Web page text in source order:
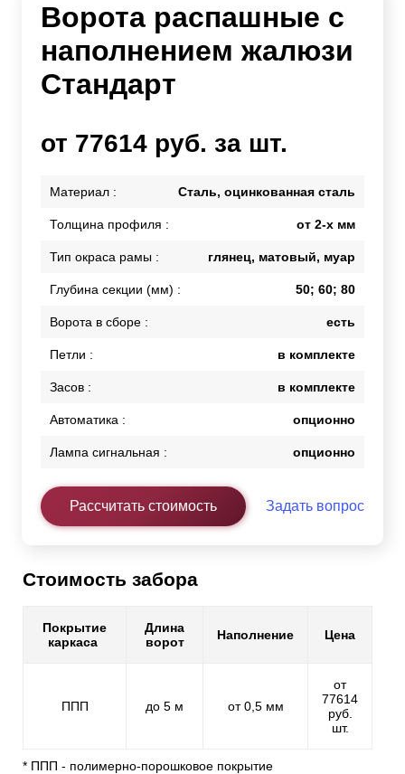
Ворота распашные с
наполнением жалюзи
Стандарт
от 77614 руб. за шт.
Материал : Сталь, оцинкованная сталь
Толщина профиля : от 2-х мм
Тип окраса рамы : глянец, матовый, муар
Глубина секции (мм) : 50; 60; 80
Ворота в сборе : есть
Петли : в комплекте
Засов : в комплекте
Автоматика : опционно
Лампа сигнальная : опционно
Рассчитать стоимость Задать вопрос
Стоимость забора
Покрытие
каркаса
Длина
ворот
Наполнение Цена
ППП до 5 м от 0,5 мм
от
77614
руб.
шт.
* ППП - полимерно-порошковое покрытие